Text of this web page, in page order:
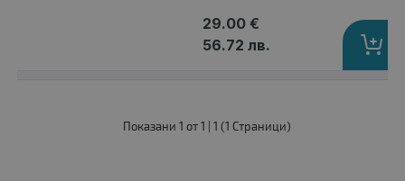
29.00 €
56.72 лв.
Показани 1 от 1 | 1 (1 Страници)